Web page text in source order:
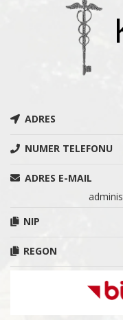
ADRES
NUMER TELEFONU
ADRES E-MAIL
NIP
REGON